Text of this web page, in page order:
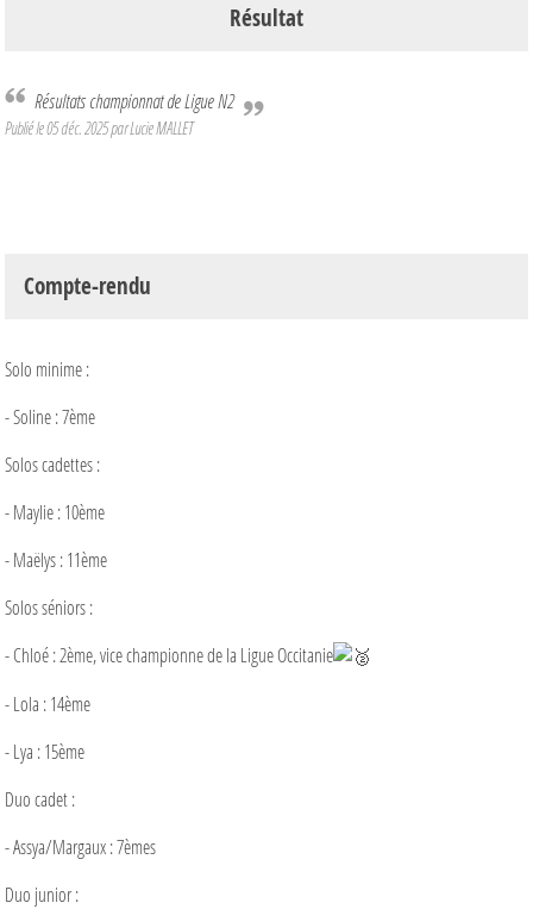
Résultat
Résultats championnat de Ligue N2
Publié le05 déc. 2025par Lucie MALLET
Compte-rendu
Solo minime :
- Soline : 7ème
Solos cadettes :
- Maylie : 10ème
- Maëlys : 11ème
Solos séniors :
- Chloé : 2ème, vice championne de la Ligue Occitanie
- Lola : 14ème
- Lya : 15ème
Duo cadet :
- Assya/Margaux : 7èmes
Duo junior :